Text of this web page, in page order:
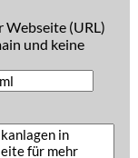
Webseite (URL)
und keine